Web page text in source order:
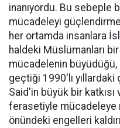
inanıyordu. Bu sebeple
mücadeleyi
her ortamda insanlara
haldeki Müslümanları
mücadelenin büyüdüğü,
geçtiği 1990'lı yıllardaki
Said'in büyük bir katkısı
ferasetiyle mücadeleye
önündeki engelleri